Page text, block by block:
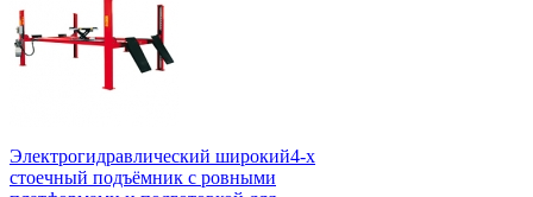
Электрогидравлический широкий4-х
стоечный подъёмник с ровными